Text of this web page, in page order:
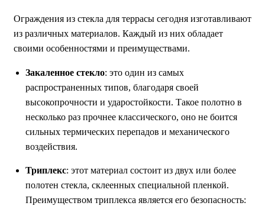
Ограждения из стекла для террасы сегодня изготавливают
из различных материалов. Каждый из них обладает
своими особенностями и преимуществами.
Закаленное стекло: это один из самых
распространенных типов, благодаря своей
высокопрочности и ударостойкости. Такое полотно в
несколько раз прочнее классического, оно не боится
сильных термических перепадов и механического
воздействия.
Триплекс: этот материал состоит из двух или более
полотен стекла, склеенных специальной пленкой.
Преимуществом триплекса является его безопасность: